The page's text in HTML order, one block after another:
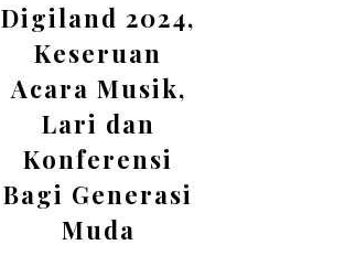
Digiland 2024,
Keseruan
Acara Musik,
Lari dan
Konferensi
Bagi Generasi
Muda